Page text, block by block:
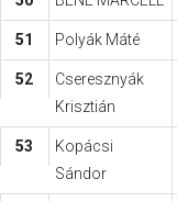
51 Polyák Máté
52
Cseresznyák
Krisztián
53
Kopácsi
Sándor